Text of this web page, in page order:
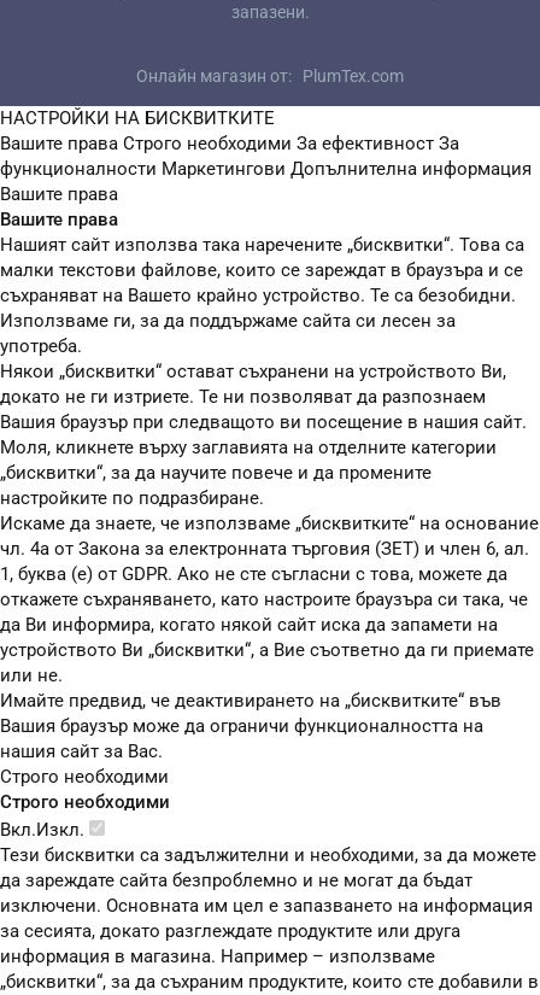
запазени.
Онлайн магазин от: PlumTex.com
НАСТРОЙКИ НА БИСКВИТКИТЕ
Вашите права Строго необходими За ефективност За
функционалности Маркетингови Допълнителна информация
Вашите права
Вашите права
Нашият сайт използва така наречените „бисквитки“. Това са
малки текстови файлове, които се зареждат в браузъра и се
съхраняват на Вашето крайно устройство. Те са безобидни.
Използваме ги, за да поддържаме сайта си лесен за
употреба.
Някои „бисквитки“ остават съхранени на устройството Ви,
докато не ги изтриете. Те ни позволяват да разпознаем
Вашия браузър при следващото ви посещение в нашия сайт.
Моля, кликнете върху заглавията на отделните категории
„бисквитки“, за да научите повече и да промените
настройките по подразбиране.
Искаме да знаете, че използваме „бисквитките“ на основание
чл. 4а от Закона за електронната търговия (ЗЕТ) и член 6, ал.
1, буква (е) от GDPR. Ако не сте съгласни с това, можете да
откажете съхраняването, като настроите браузъра си така, че
да Ви информира, когато някой сайт иска да запамети на
устройството Ви „бисквитки“, а Вие съответно да ги приемате
или не.
Имайте предвид, че деактивирането на „бисквитките“ във
Вашия браузър може да ограничи функционалността на
нашия сайт за Вас.
Строго необходими
Строго необходими
Вкл.Изкл.
Тези бисквитки са задължителни и необходими, за да можете
да зареждате сайта безпроблемно и не могат да бъдат
изключени. Основната им цел е запазването на информация
за сесията, докато разглеждате продуктите или друга
информация в магазина. Например – използваме
„бисквитки“, за да съхраним продуктите, които сте добавили в